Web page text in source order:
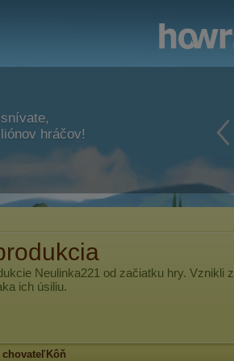
hráčov!
Neulinka221 od začiatku hry. Vznikli z
ich úsiliu.
Kôň